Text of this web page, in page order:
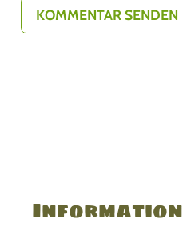
Information